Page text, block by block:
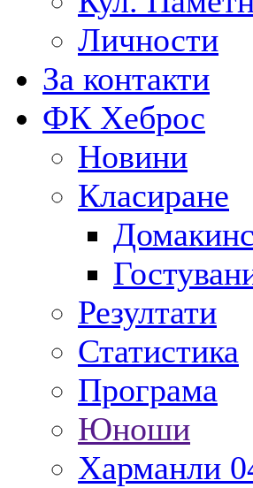
Личности
За контакти
ФК Хеброс
Новини
Класиране
Резултати
Статистика
Програма
Юноши
Харманли